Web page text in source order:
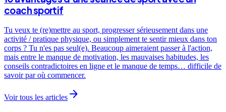
coach sportif
Tu veux te (re)mettre au sport, progresser sérieusement dans une
activité / pratique physique, ou simplement te sentir mieux dans ton
corps ? Tu n'es pas seul(e). Beaucoup aimeraient passer à l'action,
mais entre le manque de motivation, les mauvaises habitudes, les
conseils contradictoires en ligne et le manque de temps… difficile de
savoir par où commencer.
Voir tous les articles arrow_forward